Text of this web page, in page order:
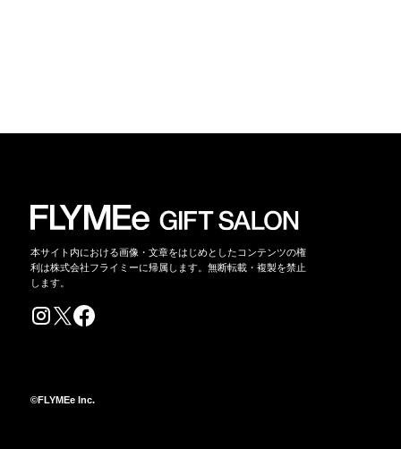
本サイト内における画像・文章をはじめとしたコンテンツの権
利は株式会社フライミーに帰属します。無断転載・複製を禁止
します。
©FLYMEe Inc.